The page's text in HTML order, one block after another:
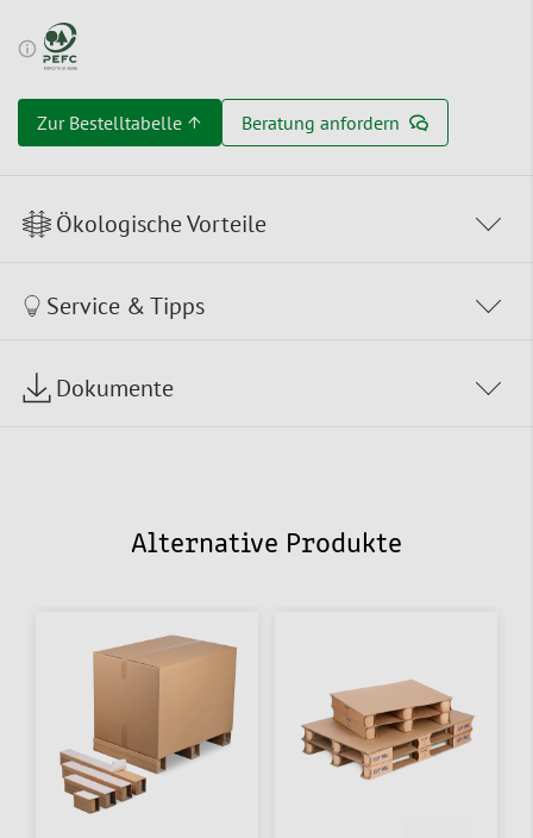
Zur Bestelltabelle ↑ Beratung anfordern
Ökologische Vorteile
Service & Tipps
Dokumente
Alternative Produkte